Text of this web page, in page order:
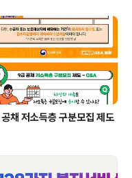
채 저소득층 구분모집 제도